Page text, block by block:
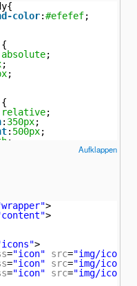
color:#efefef;
{
absolute;
;
;
{
relative;
: 350px;
: 500px;
;
color
;
45px
:2px
;
Aufklappen
>
>
>
="icon" src="img/
="icon" src="img/
="icon" src="img/